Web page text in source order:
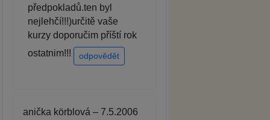
předpokladů.ten byl
nejlehčí!!!)určitě vaše
kurzy doporučim příští rok
ostatnim!!!
odpovědět
anička körblová – 7.5.2006